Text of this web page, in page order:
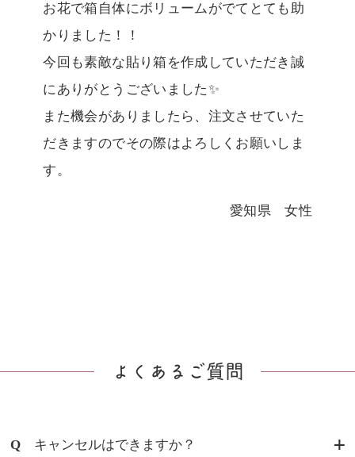
お花で箱自体にボリュームがでてとても助
かりました！！
今回も素敵な貼り箱を作成していただき誠
にありがとうございました✨️
また機会がありましたら、注文させていた
だきますのでその際はよろしくお願いしま
す。
愛知県 女性
よくあるご質問
Q キャンセルはできますか？